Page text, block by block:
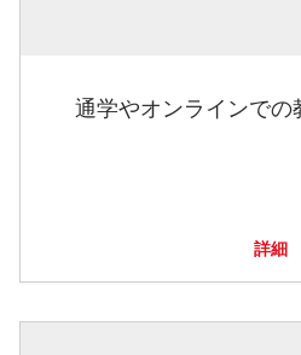
通学やオンラインで
詳細